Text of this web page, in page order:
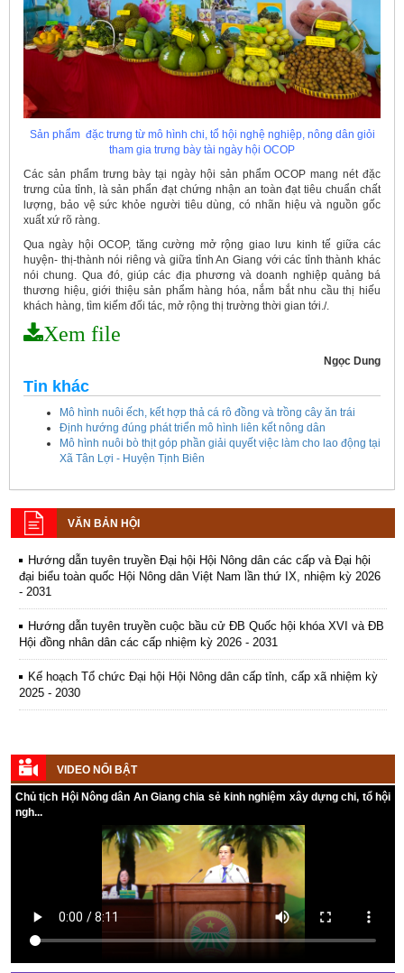
Sản phẩm đặc trưng từ mô hình chi, tổ hội nghệ nghiệp, nông dân giỏi
tham gia trưng bày tài ngày hội OCOP
Các sản phẩm trưng bày tại ngày hội sản phẩm OCOP mang nét đặc
trưng của tỉnh, là sản phẩn đạt chứng nhận an toàn đạt tiêu chuẩn chất
lượng, bảo vệ sức khỏe người tiêu dùng, có nhãn hiệu và nguồn gốc
xuất xứ rõ ràng.
Qua ngày hội OCOP, tăng cường mở rộng giao lưu kinh tế giữa các
huyện- thị-thành nói riêng và giữa tỉnh An Giang với các tỉnh thành khác
nói chung. Qua đó, giúp các địa phương và doanh nghiệp quảng bá
thương hiệu, giới thiệu sản phẩm hàng hóa, nắm bắt nhu cầu thị hiếu
khách hàng, tìm kiếm đối tác, mở rộng thị trường thời gian tới./.
Xem file
Ngọc Dung
Tin khác
Mô hình nuôi ếch, kết hợp thả cá rô đồng và trồng cây ăn trái
Định hướng đúng phát triển mô hình liên kết nông dân
Mô hình nuôi bò thịt góp phần giải quyết việc làm cho lao động tại
Xã Tân Lợi - Huyện Tịnh Biên
VĂN BẢN HỘI
Kế hoạch tổ chức Hội chợ triển lãm Nông nghiệp - Thương mại sản
phẩm nông thôn tiêu biểu tỉnh An Giang năm 2026
hội khóa XVI và ĐB Hội đồng nhân dân các cấp nhiệm kỳ 2026 - 2031
đại biểu toàn quốc Hội Nông dân Việt Nam lần thứ IX, nhiệm kỳ 2026
- 2031
Hướng dẫn tuyên truyền cuộc bầu cử ĐB Quốc hội khóa XVI và ĐB
Hội đồng nhân dân các cấp nhiệm kỳ 2026 - 2031
Kế hoạch Tổ chức Đại hội Hội Nông dân cấp tỉnh, cấp xã nhiệm kỳ
2025 - 2030
VIDEO NỔI BẬT
Chủ tịch Hội Nông dân An Giang chia sẻ kinh nghiệm xây dựng chi, tổ hội
ngh...